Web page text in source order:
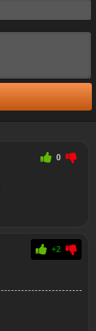
0
+2